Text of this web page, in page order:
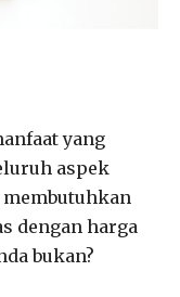
yang
aspek
dengan harga
bukan?